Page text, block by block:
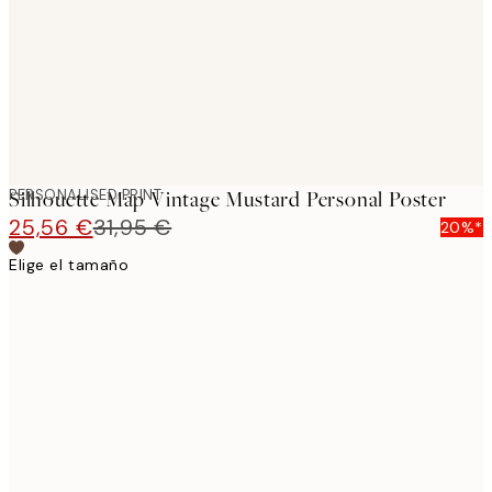
PERSONALISED PRINT
Silhouette Map Vintage Mustard Personal Poster
25,56 €31,95 €
20%*
Elige el tamaño